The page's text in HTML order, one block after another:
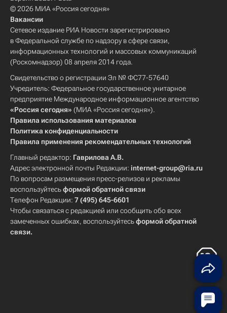
© 2026 МИА «Россия сегодня»
Вакансии
Сетевое издание РИА Новости зарегистрировано
в Федеральной службе по надзору в сфере связи,
информационных технологий и массовых коммуникаций
(Роскомнадзор) 08 апреля 2014 года.
Свидетельство о регистрации Эл № ФС77-57640
Учредитель: Федеральное государственное унитарное
предприятие Международное информационное агентство
«Россия сегодня» (МИА «Россия сегодня»).
Правила использования материалов
Политика конфиденциальности
Правила применения рекомендательных технологий
Главный редактор: Гаврилова А.В.
Адрес электронной почты Редакции: internet-group@ria.ru
По вопросам размещения пресс-релизов и рекламы
воспользуйтесьформой обратной связи
Телефон Редакции: 7 (495) 645-6601
Чтобы связаться с редакцией или сообщить обо всех
замеченных ошибках, воспользуйтесьформой обратной
связи.